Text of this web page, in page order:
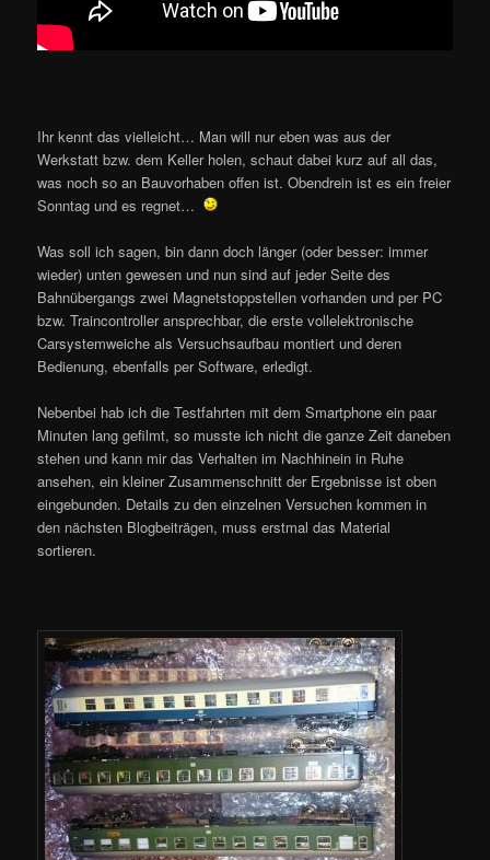
Ihr kennt das vielleicht… Man will nur eben was aus der
Werkstatt bzw. dem Keller holen, schaut dabei kurz auf all das,
was noch so an Bauvorhaben offen ist. Obendrein ist es ein freier
Sonntag und es regnet…
Was soll ich sagen, bin dann doch länger (oder besser: immer
wieder) unten gewesen und nun sind auf jeder Seite des
Bahnübergangs zwei Magnetstoppstellen vorhanden und per PC
bzw. Traincontroller ansprechbar, die erste vollelektronische
Carsystemweiche als Versuchsaufbau montiert und deren
Bedienung, ebenfalls per Software, erledigt.
Nebenbei hab ich die Testfahrten mit dem Smartphone ein paar
Minuten lang gefilmt, so musste ich nicht die ganze Zeit daneben
stehen und kann mir das Verhalten im Nachhinein in Ruhe
ansehen, ein kleiner Zusammenschnitt der Ergebnisse ist oben
eingebunden. Details zu den einzelnen Versuchen kommen in
den nächsten Blogbeiträgen, muss erstmal das Material
sortieren.